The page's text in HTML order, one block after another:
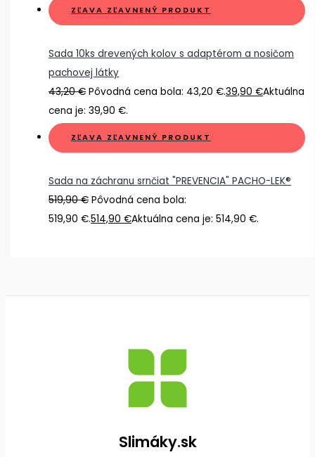
ZĽAVA ZĽAVNENÝ PRODUKT
Sada 10ks drevených kolov s adaptérom a nosičom
pachovej látky
43,20€ Pôvodná cena bola: 43,20 €.39,90€Aktuálna
cena je: 39,90 €.
ZĽAVA ZĽAVNENÝ PRODUKT
Sada na záchranu srnčiat "PREVENCIA" PACHO-LEK®
519,90€ Pôvodná cena bola:
519,90 €.514,90€Aktuálna cena je: 514,90 €.
Slimáky.sk